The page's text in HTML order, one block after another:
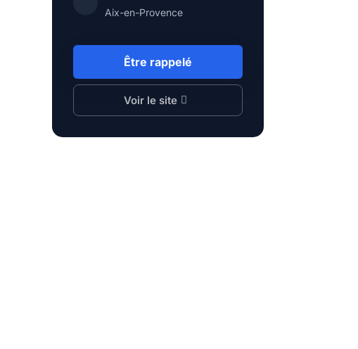
Aix-en-Provence
Être rappelé
Voir le site